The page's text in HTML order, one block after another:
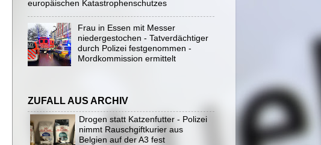
europäischen Katastrophenschutzes
Frau in Essen mit Messer
niedergestochen - Tatverdächtiger
durch Polizei festgenommen -
Mordkommission ermittelt
ZUFALL AUS ARCHIV
Drogen statt Katzenfutter - Polizei
nimmt Rauschgiftkurier aus
Belgien auf der A3 fest